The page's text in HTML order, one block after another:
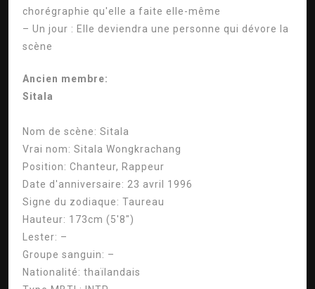
chorégraphie qu'elle a faite elle-même
– Un jour : Elle deviendra une personne qui dévore la
scène
Ancien membre:
Sitala
Nom de scène: Sitala
Vrai nom: Sitala Wongkrachang
Position: Chanteur, Rappeur
Date d'anniversaire: 23 avril 1996
Signe du zodiaque: Taureau
Hauteur: 173cm (5'8″)
Lester: –
Groupe sanguin: –
Nationalité: thaïlandais